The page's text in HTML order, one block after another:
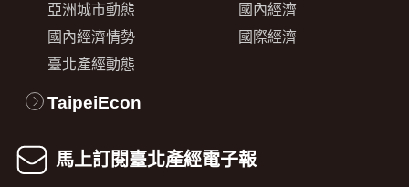
亞洲城市動態
國內經濟情勢
臺北產經動態
國內經濟
國際經濟
TaipeiEcon
馬上訂閱臺北產經電子報